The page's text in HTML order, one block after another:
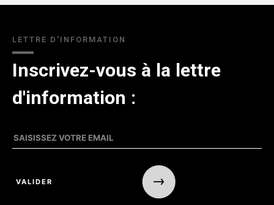
LETTRE D'INFORMATION
Inscrivez-vous à la lettre
d'information :